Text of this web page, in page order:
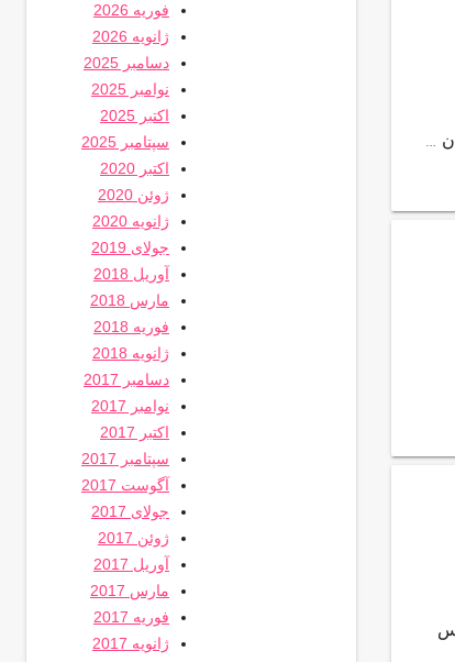
…
فوریه 2026
ژانویه 2026
دسامبر 2025
نوامبر 2025
اکتبر 2025
سپتامبر 2025
اکتبر 2020
ژوئن 2020
ژانویه 2020
جولای 2019
آوریل 2018
مارس 2018
فوریه 2018
ژانویه 2018
دسامبر 2017
نوامبر 2017
اکتبر 2017
سپتامبر 2017
آگوست 2017
جولای 2017
ژوئن 2017
آوریل 2017
مارس 2017
فوریه 2017
ژانویه 2017